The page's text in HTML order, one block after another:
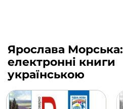
Ярослава Морська:
електронні книги
українською